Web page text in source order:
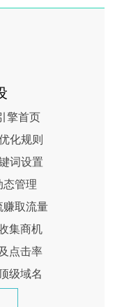
擎首页
化规则
词设置
管理
取流量
集商机
点击率
级域名